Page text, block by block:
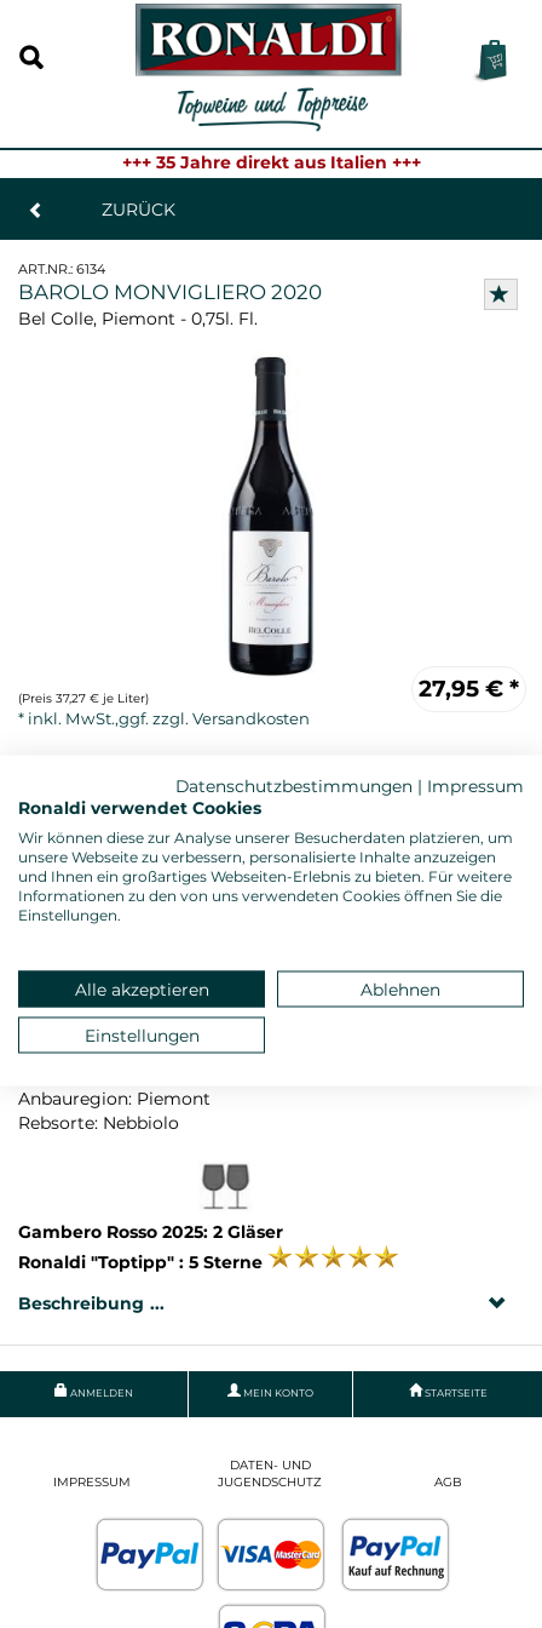
+++ 35 Jahre direkt aus Italien +++
ZURÜCK
ART.NR.: 6134
BAROLO MONVIGLIERO 2020
Bel Colle, Piemont - 0,75l. Fl.
27,95 € *
(Preis 37,27 € je Liter)
Rotwein, trocken
Gesamtsäure: 5,10 g/l
Restzucker: 1,00 g/l
Allergenhinweis: enthält Sulfite
Verschluss: Naturkorken
Anbauregion: Piemont
Rebsorte: Nebbiolo
Gambero Rosso 2025: 2 Gläser
Ronaldi "Toptipp" : 5 Sterne
Beschreibung
ANMELDEN MEIN KONTO STARTSEITE
IMPRESSUM
DATEN- UND
JUGENDSCHUTZ
AGB
Datenschutzbestimmungen | Impressum
Ronaldi verwendet Cookies
Wir können diese zur Analyse unserer Besucherdaten platzieren, um
unsere Webseite zu verbessern, personalisierte Inhalte anzuzeigen
und Ihnen ein großartiges Webseiten-Erlebnis zu bieten. Für weitere
Informationen zu den von uns verwendeten Cookies öffnen Sie die
Einstellungen.
Alle akzeptieren Ablehnen
Einstellungen